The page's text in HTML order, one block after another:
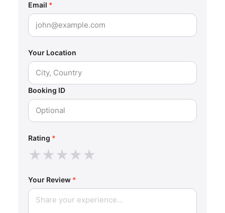
Email *
Your Location
Booking ID
Rating *
★★★★★
Your Review *